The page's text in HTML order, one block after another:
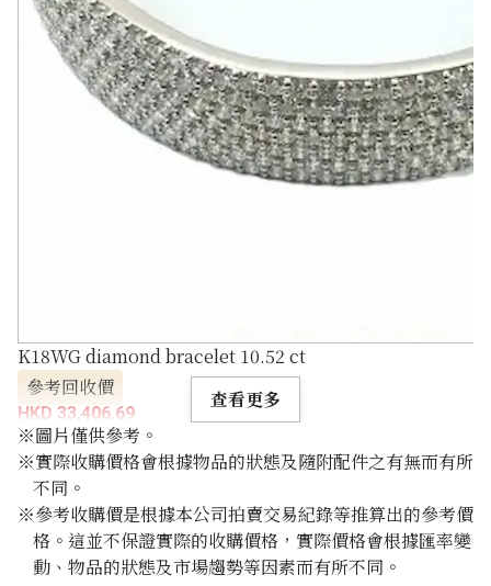
K18WG diamond bracelet 10.52 ct
參考回收價
HKD 33,406.69
查看更多
※圖片僅供參考。
※實際收購價格會根據物品的狀態及隨附配件之有無而有所
不同。
※參考收購價是根據本公司拍賣交易紀錄等推算出的參考價
格。這並不保證實際的收購價格，實際價格會根據匯率變
動、物品的狀態及市場趨勢等因素而有所不同。